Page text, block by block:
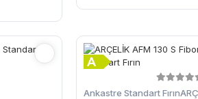
Ankastre Standart Fırın